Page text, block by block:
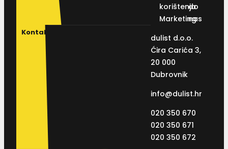
korištenja
Marketing
do
nas
Kontakt
dulist d.o.o.
Ćira Carića 3,
20 000
Dubrovnik
info@dulist.hr
020 350 670
020 350 671
020 350 672